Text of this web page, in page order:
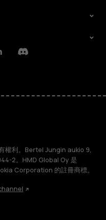
Discord
權利。Bertel Jungin aukio 9,
2。HMD Global Oy 是
Corporation 的註冊商標。